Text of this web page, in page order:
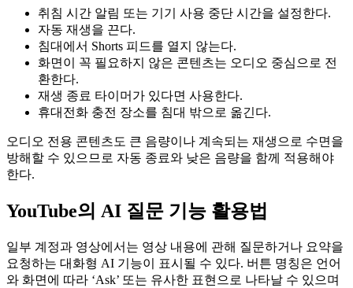
취침 시간 알림 또는 기기 사용 중단 시간을 설정한다.
자동 재생을 끈다.
침대에서 Shorts 피드를 열지 않는다.
화면이 꼭 필요하지 않은 콘텐츠는 오디오 중심으로 전
환한다.
재생 종료 타이머가 있다면 사용한다.
휴대전화 충전 장소를 침대 밖으로 옮긴다.
오디오 전용 콘텐츠도 큰 음량이나 계속되는 재생으로 수면을
방해할 수 있으므로 자동 종료와 낮은 음량을 함께 적용해야
한다.
YouTube의 AI 질문 기능 활용법
일부 계정과 영상에서는 영상 내용에 관해 질문하거나 요약을
요청하는 대화형 AI 기능이 표시될 수 있다. 버튼 명칭은 언어
와 화면에 따라 ‘Ask’ 또는 유사한 표현으로 나타날 수 있으며